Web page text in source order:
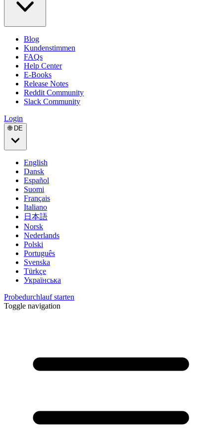
Blog
Kundenstimmen
FAQs
Help Center
E-Books
Release Notes
Reddit Community
Slack Community
Login
🌐 DE
English
Dansk
Español
Suomi
Français
Italiano
日本語
Norsk
Nederlands
Polski
Português
Svenska
Türkçe
Українська
Probedurchlauf starten
Toggle navigation